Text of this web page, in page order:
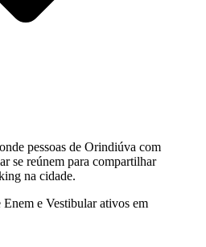
pessoas de Orindiúva com
se reúnem para compartilhar
na cidade.
e Vestibular ativos em